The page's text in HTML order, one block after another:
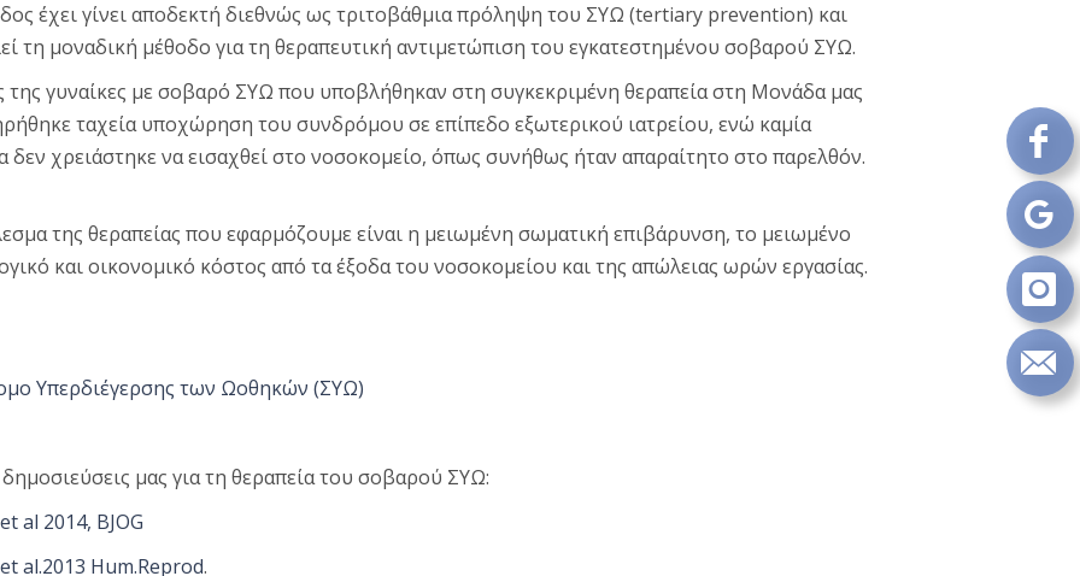
έχει γίνει αποδεκτή διεθνώς ως τριτοβάθμια πρόληψη του ΣΥΩ (tertiary prevention) και
τη μοναδική μέθοδο για τη θεραπευτική αντιμετώπιση του εγκατεστημένου σοβαρού ΣΥΩ.
της γυναίκες με σοβαρό ΣΥΩ που υποβλήθηκαν στη συγκεκριμένη θεραπεία στη Μονάδα μας
ταχεία υποχώρηση του συνδρόμου σε επίπεδο εξωτερικού ιατρείου, ενώ καμία
δεν χρειάστηκε να εισαχθεί στο νοσοκομείο, όπως συνήθως ήταν απαραίτητο στο παρελθόν.
της θεραπείας που εφαρμόζουμε είναι η μειωμένη σωματική επιβάρυνση, το μειωμένο
και οικονομικό κόστος από τα έξοδα του νοσοκομείου και της απώλειας ωρών εργασίας.
Υπερδιέγερσης των Ωοθηκών (ΣΥΩ)
δημοσιεύσεις μας για τη θεραπεία του σοβαρού ΣΥΩ:
al 2014, BJOG
al.2013 Hum.Reprod.
on
on
on